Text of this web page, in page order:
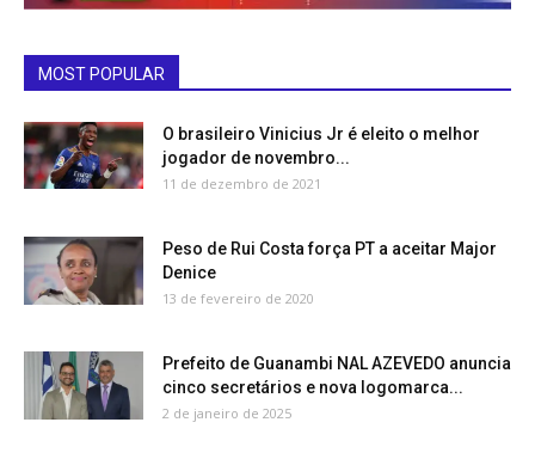
MOST POPULAR
O brasileiro Vinicius Jr é eleito o melhor
jogador de novembro...
11 de dezembro de 2021
Peso de Rui Costa força PT a aceitar Major
Denice
13 de fevereiro de 2020
Prefeito de Guanambi NAL AZEVEDO anuncia
cinco secretários e nova logomarca...
2 de janeiro de 2025